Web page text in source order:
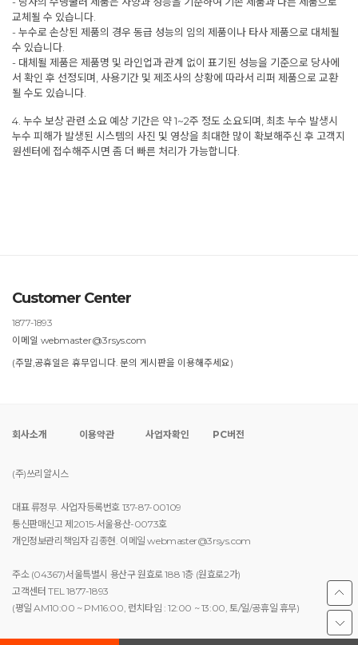
교체될 수 있습니다.
- 누수로 손상된 제품의 경우 동급 성능의 임의 제품이나 타사 제품으로 대체될
수 있습니다.
- 대체될 제품은 제품명 및 라인업과 관계 없이 표기된 성능을 기준으로 당사에
서 확인 후 선정되며, 사용기간 및 제조사의 상황에 따라서 리퍼 제품으로 교환
될 수도 있습니다.
4. 누수 보상 관련 소요 예상 기간은 약 1~2주 정도 소요되며, 최초 누수 발생시
누수 피해가 발생된 시스템의 사진 및 영상을 최대한 많이 확보해주신 후 고객지
원센터에 접수해주시면 좀 더 빠른 처리가 가능합니다.
Customer Center
1877-1893
이메일 webmaster@3rsys.com
(주말,공휴일은 휴무입니다. 문의 게시판을 이용해주세요)
회사소개 이용약관 사업자확인 PC버전
(주)쓰리알시스
대표 류정무. 사업자등록번호 137-87-00109
통신판매신고 제2015-서울용산-0073호
개인정보관리책임자 김종현. 이메일 webmaster@3rsys.com
주소 (04367)서울특별시 용산구 원효로 188 1층 (원효로2가)
고객센터 TEL 1877-1893
(평일 AM10:00 ~ PM16:00, 런치타임 : 12:00 ~ 13:00, 토/일/공휴일 휴무)